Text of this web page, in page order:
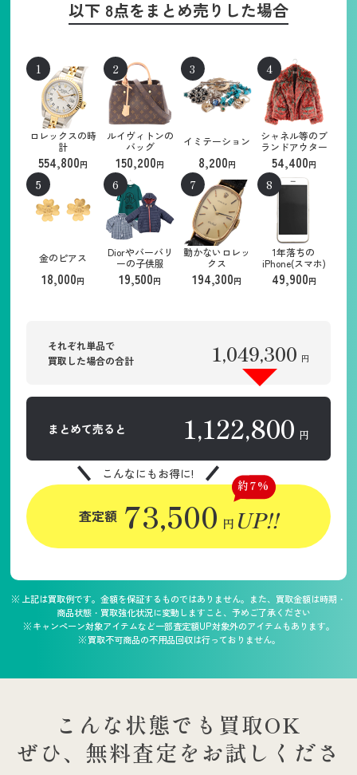
以下 8点をまとめ売りした場合
ロレックスの時
計
554,800円
ルイヴィトンの
バッグ
150,200円
イミテーション
8,200円
シャネル等のブ
ランドアウター
54,400円
金のピアス
18,000円
Diorやバーバリ
ーの子供服
19,500円
動かないロレッ
クス
194,300円
1年落ちの
iPhone(スマホ)
49,900円
それぞれ単品で
買取した場合の合計
1,049,300 円
まとめて売ると 1,122,800 円
こんなにもお得に!
査定額 73,500 円
約7%
UP!!
上記は買取例です。金額を保証するものではありません。また、買取金額は時期・
商品状態・買取強化状況に変動しますこと、予めご了承ください
キャンペーン対象アイテムなど一部査定額UP対象外のアイテムもあります。
買取不可商品の不用品回収は行っておりません。
こんな状態でも買取OK
ぜひ、無料査定をお試しくださ